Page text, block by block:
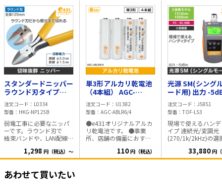
スタンダードニッパー
ラウンド刃タイプ
125mm
注文コード
L0334
型番
HKG-NP125B
弱電工事に必要なニッパ
ーです。ラウンド刃で
結束バンドや、LAN配線
ます。 スプリング付の
為、握る開くの繰り返し
全長:125mm 切断能力: 銅
1,298 円（税込）～
単3形アルカリ乾電池
（4本組） AGC-
ABLR6/4
注文コード
U1382
型番
AGC-ABLR6/4
●e431オリジナルアルカ
リ乾電池です。 ●事業
所、店舗の備蓄におすす
種類：アルカリ乾電池 ・
タイプ：単3形 ・使用推
110 円（税込）
光源 SM(シング
ード用) 出力 -
波長:1310 /
注文コード
J5851
型番
TOF-LS3
現場で使えるハン
イプ 連続光/変調光
(270/1k/2kHz)の選
タイプ:SM 波
長:1310,1550nm 出
33,880 円
あわせて買いたい